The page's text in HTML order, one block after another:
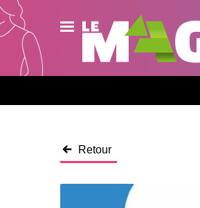
Actualités
Agenda
Retour